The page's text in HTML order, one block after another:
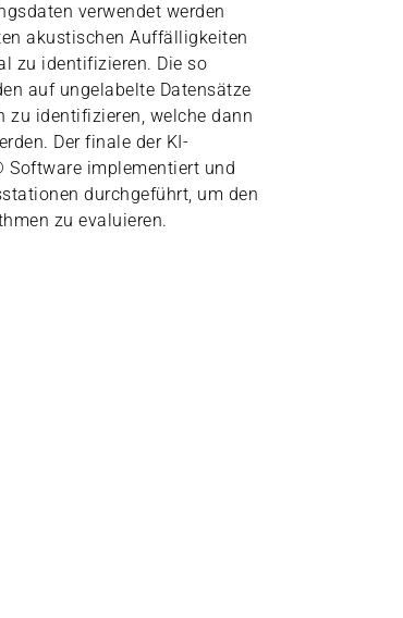
verwendet werden
akustischen Auffälligkeiten
zu identifizieren. Die so
auf ungelabelte Datensätze
zu identifizieren, welche dann
Der finale der KI-
implementiert und
durchgeführt, um den
zu evaluieren.